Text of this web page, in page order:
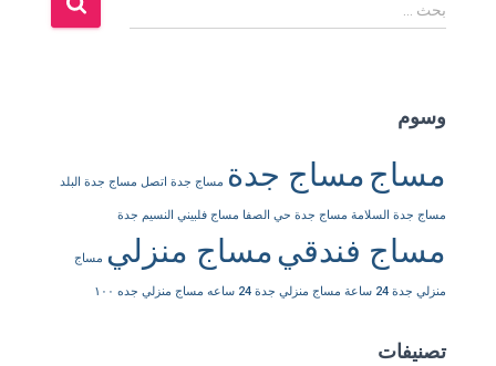
ل
ع
بحث …
وسوم
مساج مساج جدة مساج جدة اتصل مساج جدة البلد
مساج جدة السلامة مساج جدة حي الصفا مساج فلبيني النسيم جدة
مساج فندقيمساج منزلي مساج
منزلي جدة 24 ساعة مساج منزلي جدة 24 ساعه مساج منزلي جده ١٠٠
تصنيفات